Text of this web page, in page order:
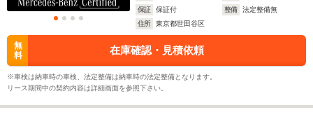
WLTCモード
燃費
14.2～18.8km/L
└市街地:9.9～
14.5km/L
18.7km/L
└高速道路:16.7～
└市街地:12.8km/L
└郊外:16.8km/L
└高速道路:19.3km/L
11.2km/L
└郊外
保証
保証付 整備
法定整備無
住所
東京都世田谷区
無
料
在庫確認・見積依頼
※車検は納車時の車検、法定整備は納車時の法定整備となります。
リース期間中の契約内容は詳細画面を参照下さい。